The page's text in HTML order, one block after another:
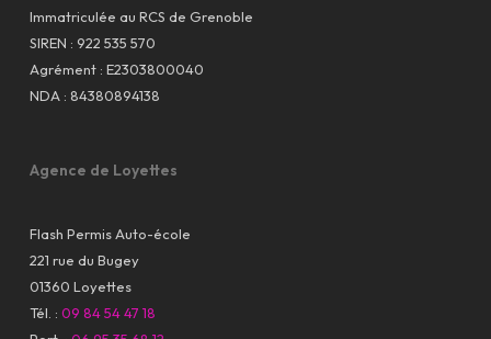
Immatriculée au RCS de Grenoble
SIREN : 922 535 570
Agrément : E2303800040
NDA : 84380894138
Agence de Loyettes
Flash Permis Auto-école
221 rue du Bugey
01360 Loyettes
Tél. : 09 84 54 47 18